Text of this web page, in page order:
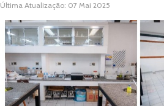
Última Atualização: 07 Mai 2025